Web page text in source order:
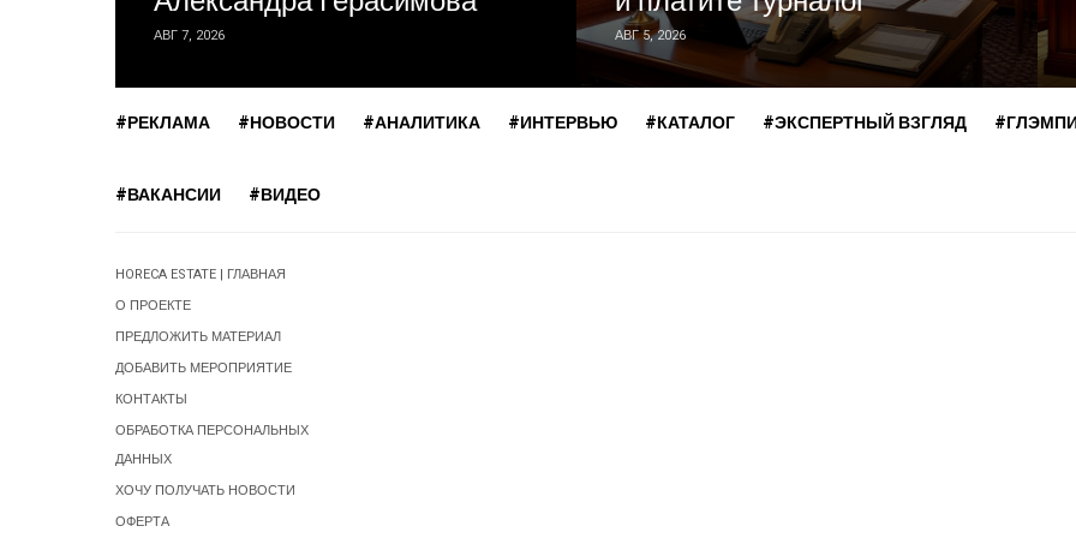
АВГ 7, 2026 АВГ 5, 2026
#РЕКЛАМА #НОВОСТИ #АНАЛИТИКА #ИНТЕРВЬЮ #КАТАЛОГ #ЭКСПЕРТНЫЙ ВЗГЛЯД
#ВАКАНСИИ #ВИДЕО
HORECA ESTATE | ГЛАВНАЯ
О ПРОЕКТЕ
ПРЕДЛОЖИТЬ МАТЕРИАЛ
ДОБАВИТЬ МЕРОПРИЯТИЕ
КОНТАКТЫ
ОБРАБОТКА ПЕРСОНАЛЬНЫХ
ДАННЫХ
ХОЧУ ПОЛУЧАТЬ НОВОСТИ
ОФЕРТА